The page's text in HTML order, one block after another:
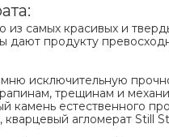
из самых красивых и
дают продукту
исключительную
трещинам и
камень естественного
агломерат Still